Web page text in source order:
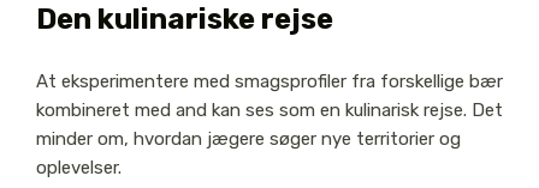
Den kulinariske rejse
At eksperimentere med smagsprofiler fra forskellige bær
kombineret med and kan ses som en kulinarisk rejse. Det
minder om, hvordan jægere søger nye territorier og
oplevelser.